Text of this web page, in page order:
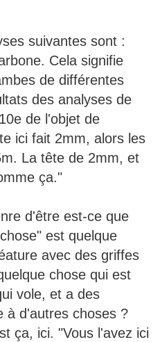
suivantes sont :
Cela signifie
de différentes
des analyses de
de l'objet de
ici fait 2mm, alors les
La tête de 2mm, et
ça."
d'être est-ce que
est quelque
avec des griffes
chose qui est
vole, et a des
à d'autres choses ?
ça, ici. "Vous l'avez ici